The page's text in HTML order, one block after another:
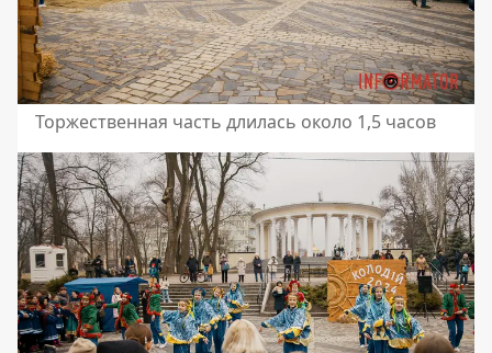
Торжественная часть длилась около 1,5 часов